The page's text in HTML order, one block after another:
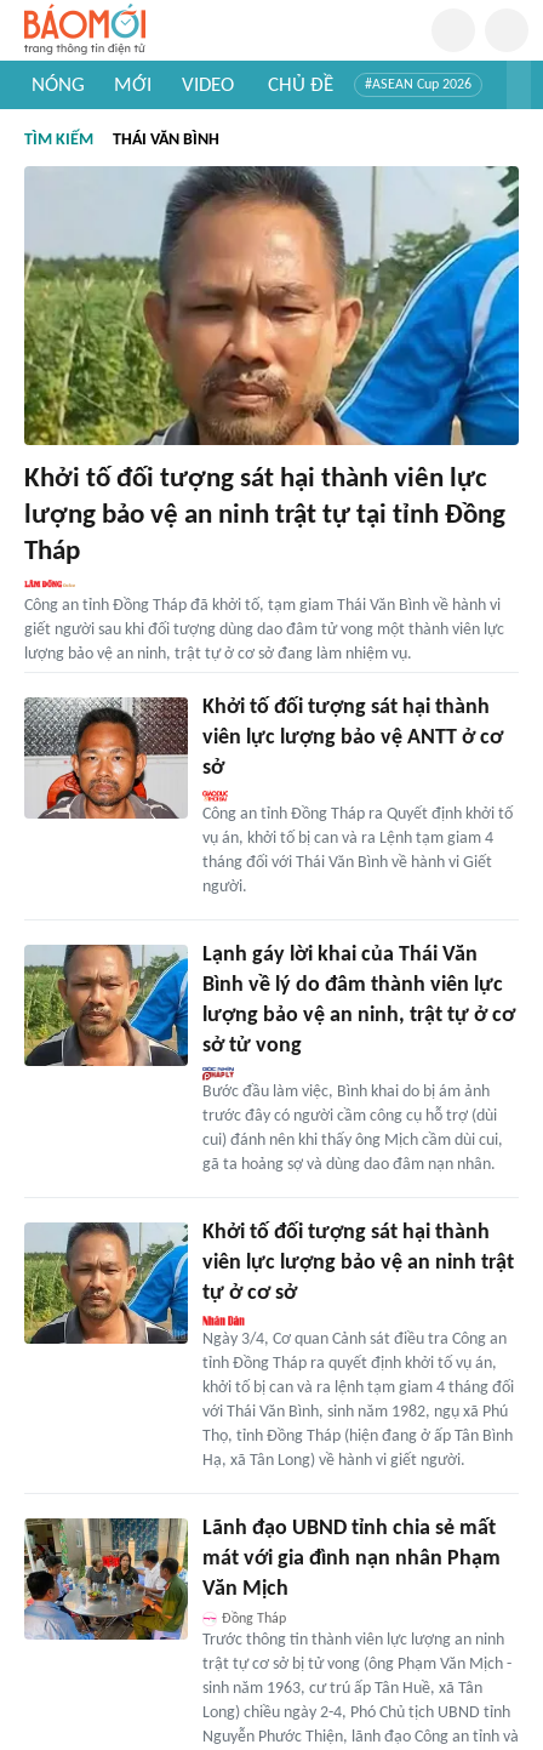
NÓNG MỚI VIDEO CHỦ ĐỀ #ASEAN Cup 2026
#Khám phá thế giới
TÌM KIẾM THÁI VĂN BÌNH
Khởi tố đối tượng sát hại thành viên lực
lượng bảo vệ an ninh trật tự tại tỉnh Đồng
Tháp
Công an tỉnh Đồng Tháp đã khởi tố, tạm giam Thái Văn Bình về hành vi
giết người sau khi đối tượng dùng dao đâm tử vong một thành viên lực
lượng bảo vệ an ninh, trật tự ở cơ sở đang làm nhiệm vụ.
Khởi tố đối tượng sát hại thành
viên lực lượng bảo vệ ANTT ở cơ
sở
Công an tỉnh Đồng Tháp ra Quyết định khởi tố
vụ án, khởi tố bị can và ra Lệnh tạm giam 4
tháng đối với Thái Văn Bình về hành vi Giết
người.
Lạnh gáy lời khai của Thái Văn
Bình về lý do đâm thành viên lực
lượng bảo vệ an ninh, trật tự ở cơ
sở tử vong
Bước đầu làm việc, Bình khai do bị ám ảnh
trước đây có người cầm công cụ hỗ trợ (dùi
cui) đánh nên khi thấy ông Mịch cầm dùi cui,
gã ta hoảng sợ và dùng dao đâm nạn nhân.
Khởi tố đối tượng sát hại thành
viên lực lượng bảo vệ an ninh trật
tự ở cơ sở
Ngày 3/4, Cơ quan Cảnh sát điều tra Công an
tỉnh Đồng Tháp ra quyết định khởi tố vụ án,
khởi tố bị can và ra lệnh tạm giam 4 tháng đối
với Thái Văn Bình, sinh năm 1982, ngụ xã Phú
Thọ, tỉnh Đồng Tháp (hiện đang ở ấp Tân Bình
Hạ, xã Tân Long) về hành vi giết người.
Lãnh đạo UBND tỉnh chia sẻ mất
mát với gia đình nạn nhân Phạm
Văn Mịch
Đồng Tháp
Trước thông tin thành viên lực lượng an ninh
trật tự cơ sở bị tử vong (ông Phạm Văn Mịch -
sinh năm 1963, cư trú ấp Tân Huề, xã Tân
Long) chiều ngày 2-4, Phó Chủ tịch UBND tỉnh
Nguyễn Phước Thiện, lãnh đạo Công an tỉnh và